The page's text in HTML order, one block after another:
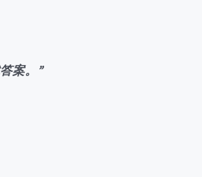
案。”